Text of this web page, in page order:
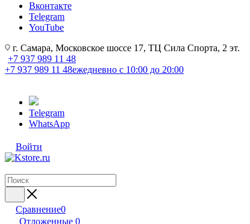
Вконтакте
Telegram
YouTube
г. Самара, Московское шоссе 17, ТЦ Сила Спорта, 2 эт.
+7 937 989 11 48
+7 937 989 11 48ежедневно с 10:00 до 20:00
Telegram
WhatsApp
Войти
Сравнение0
Отложенные 0